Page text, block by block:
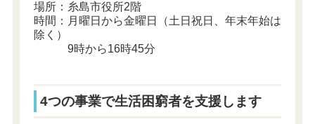
場所：糸島市役所2階
時間：月曜日から金曜日（土日祝日、年末年始は
除く）
9時から16時45分
4つの事業で生活困窮者を支援します